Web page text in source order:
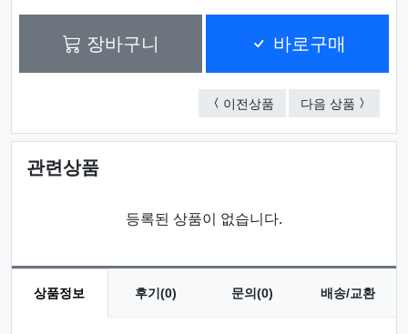
장바구니 바로구매
이전상품 돌출화장실사인
다음 상품 돌출화
관련상품
등록된 상품이 없습니다.
상품정보 후기(0) 문의(0) 배송/교환